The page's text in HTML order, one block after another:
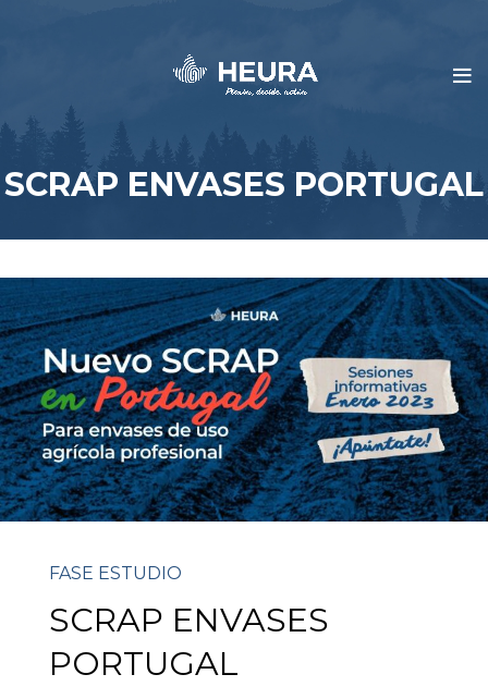
SCRAP ENVASES PORTUGAL
FASE ESTUDIO
SCRAP ENVASES
PORTUGAL